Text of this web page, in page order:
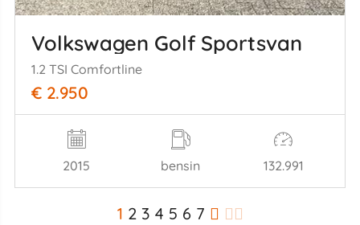
Volkswagen Golf Sportsvan
1.2 TSI Comfortline
€ 2.950
2015 bensin 132.991
1 2 3 4 5 6 7